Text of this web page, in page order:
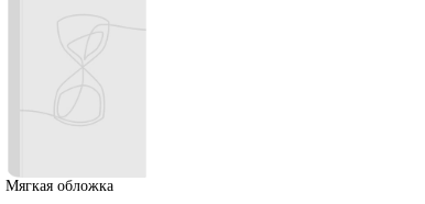
Мягкая обложка